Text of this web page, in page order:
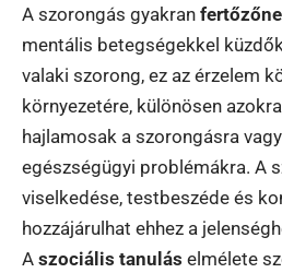
A szorongás gyakran
mentális betegségekkel
valaki szorong, ez az érzelem
környezetére, különösen
hajlamosak a szorongásra
egészségügyi problémákra. A
viselkedése, testbeszéde és
hozzájárulhat ehhez a
A szociális tanulás elmélete